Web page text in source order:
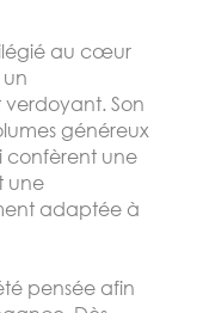
au cœur
Son
généreux
confèrent une
une
adaptée à
pensée afin